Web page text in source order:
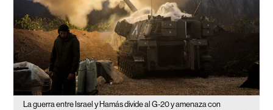
La guerra entre Israel y Hamás divide al G-20 y amenaza con